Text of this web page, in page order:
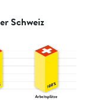
Schweiz